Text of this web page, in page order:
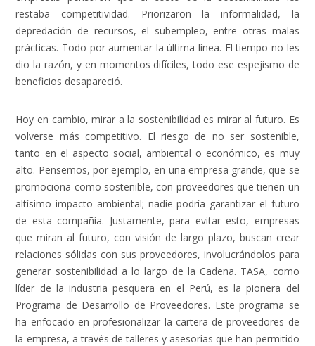
restaba competitividad. Priorizaron la informalidad, la
depredación de recursos, el subempleo, entre otras malas
prácticas. Todo por aumentar la última línea. El tiempo no les
dio la razón, y en momentos difíciles, todo ese espejismo de
beneficios desapareció.
Hoy en cambio, mirar a la sostenibilidad es mirar al futuro. Es
volverse más competitivo. El riesgo de no ser sostenible,
tanto en el aspecto social, ambiental o económico, es muy
alto. Pensemos, por ejemplo, en una empresa grande, que se
promociona como sostenible, con proveedores que tienen un
altísimo impacto ambiental; nadie podría garantizar el futuro
de esta compañía. Justamente, para evitar esto, empresas
que miran al futuro, con visión de largo plazo, buscan crear
relaciones sólidas con sus proveedores, involucrándolos para
generar sostenibilidad a lo largo de la Cadena. TASA, como
líder de la industria pesquera en el Perú, es la pionera del
Programa de Desarrollo de Proveedores. Este programa se
ha enfocado en profesionalizar la cartera de proveedores de
la empresa, a través de talleres y asesorías que han permitido